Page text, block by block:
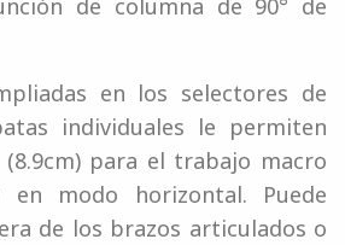
de columna de 90° de
en los selectores de
individuales le permiten
para el trabajo macro
en modo horizontal. Puede
de los brazos articulados o